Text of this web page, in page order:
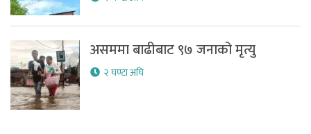
असममा बाढीबाट ९७ जनाको मृत्यु
२ घण्टा अघि